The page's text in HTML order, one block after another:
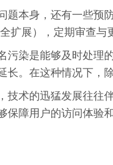
题本身，还有一些预
扩展），定期审查与
污染是能够及时处理
长。在这种情况下，
技术的迅猛发展往往
保障用户的访问体验